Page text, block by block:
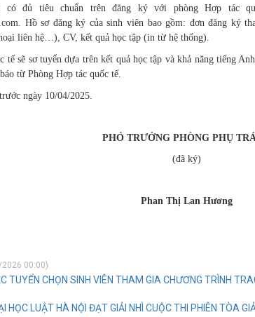
chuẩn trên đăng ký với phòng Hợp tác quốc
Hồ sơ đăng ký của sinh viên bao gồm: đơn đăng ký
liên hệ…), CV, kết quả học tập (in từ hệ thống).
sơ tuyển dựa trên kết quả học tập và khả năng tiếng
từ Phòng Hợp tác quốc tế.
ngày 10/04/2025.
PHÓ TRƯỞNG PHÒNG PHỤ
(đã ký)
Phan Thị Lan Hương
00:00)
TUYỂN CHỌN SINH VIÊN THAM GIA CHƯƠNG TRÌNH
HỌC LUẬT HÀ NỘI ĐẠT GIẢI NHÌ CUỘC THI PHIÊN TÒA